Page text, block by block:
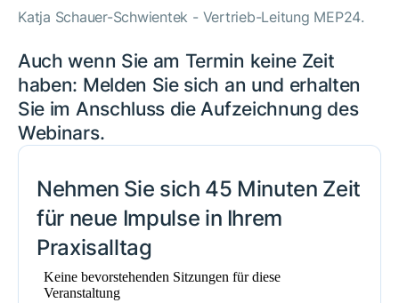
Katja Schauer-Schwientek - Vertrieb-Leitung MEP24.
Auch wenn Sie am Termin keine Zeit
haben: Melden Sie sich an und erhalten
Sie im Anschluss die Aufzeichnung des
Webinars.
Nehmen Sie sich 45 Minuten Zeit
für neue Impulse in Ihrem
Praxisalltag